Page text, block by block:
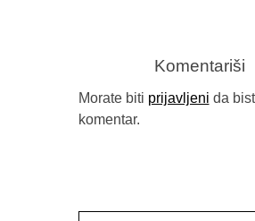
Komentariši
Morate biti prijavljeni da
komentar.